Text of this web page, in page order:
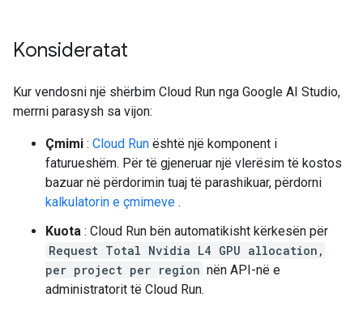
Konsideratat
Kur vendosni një shërbim Cloud Run nga Google AI Studio,
merrni parasysh sa vijon:
Çmimi : Cloud Run është një komponent i
faturueshëm. Për të gjeneruar një vlerësim të kostos
bazuar në përdorimin tuaj të parashikuar, përdorni
kalkulatorin e çmimeve .
Kuota : Cloud Run bën automatikisht kërkesën për
Request Total Nvidia L4 GPU allocation,
per project per region nën API-në e
administratorit të Cloud Run.